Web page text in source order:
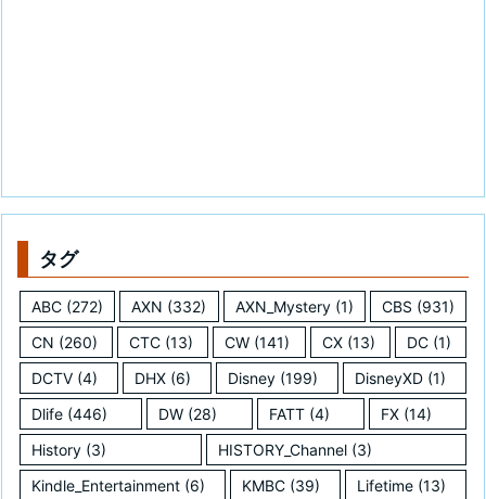
タグ
ABC (272) AXN (332) AXN_Mystery(1) CBS (931)
CN (260) CTC (13) CW (141) CX(13) DC(1)
DCTV (4) DHX (6) Disney (199) DisneyXD (1)
Dlife (446) DW (28) FATT(4) FX(14)
History (3) HISTORY_Channel(3)
Kindle_Entertainment (6) KMBC (39) Lifetime (13)